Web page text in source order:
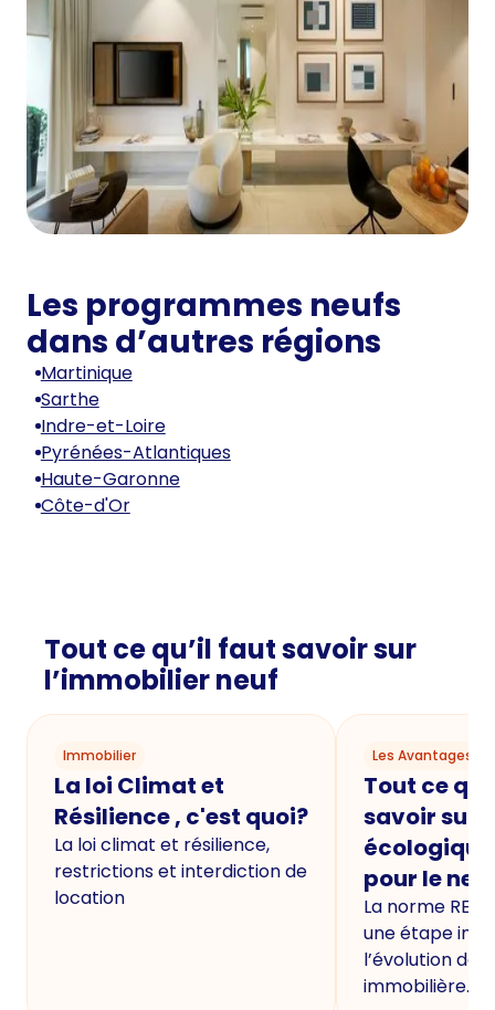
Les programmes neufs
dans d’autres régions
Martinique
Sarthe
Indre-et-Loire
Pyrénées-Atlantiques
Haute-Garonne
Côte-d'Or
Tout ce qu’il faut savoir sur
l’immobilier neuf
Immobilier
La loi Climat et
Résilience , c'est quoi?
La loi climat et résilience,
restrictions et interdiction de
location
Les Avantages
Tout ce
savoir sur
écologique
pour le
La norme
une étape
l’évolution de
immobilière.